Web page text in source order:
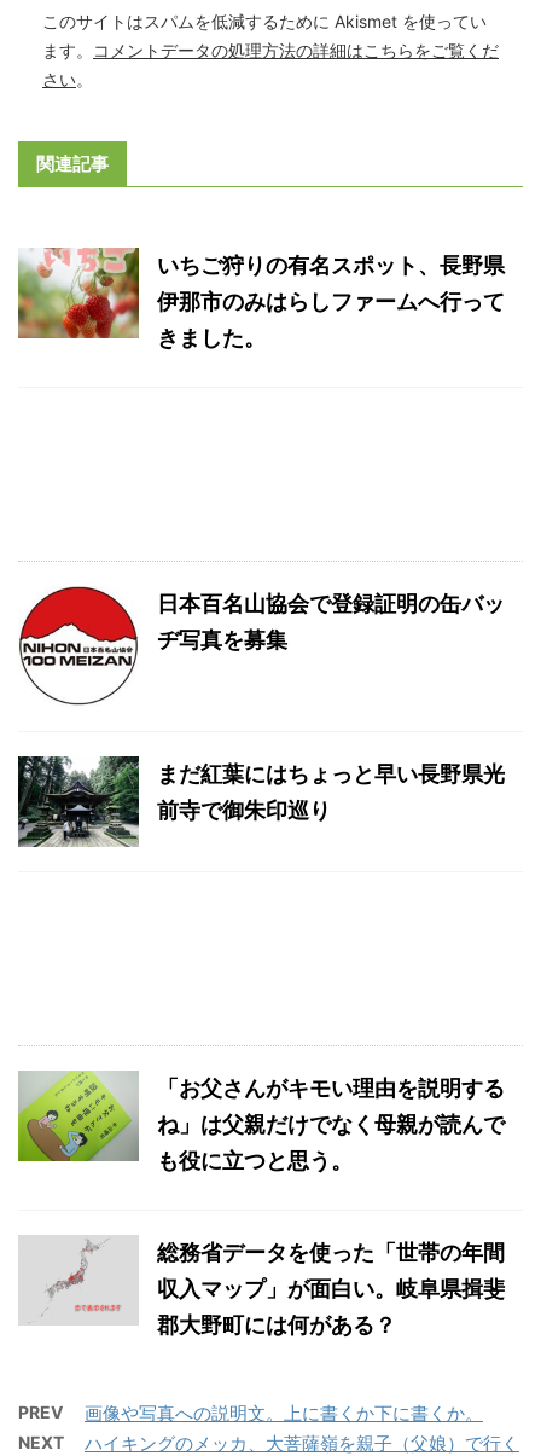
このサイトはスパムを低減するために Akismet を使ってい
ます。
コメントデータの処理方法の詳細はこちらをご覧くだ
さい。
関連記事
いちご狩りの有名スポット、長野県
伊那市のみはらしファームへ行って
きました。
日本百名山協会で登録証明の缶バッ
ヂ写真を募集
まだ紅葉にはちょっと早い長野県光
前寺で御朱印巡り
「お父さんがキモい理由を説明する
ね」は父親だけでなく母親が読んで
も役に立つと思う。
総務省データを使った「世帯の年間
収入マップ」が面白い。岐阜県揖斐
郡大野町には何がある？
PREV 画像や写真への説明文。上に書くか下に書くか。
NEXT
ハイキングのメッカ、大菩薩嶺を親子（父娘）で行く